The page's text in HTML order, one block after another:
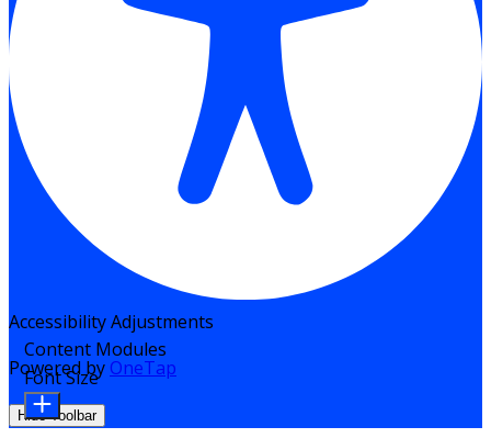
Accessibility Adjustments
Powered by OneTap
Hide Toolbar
Content Modules
Font Size